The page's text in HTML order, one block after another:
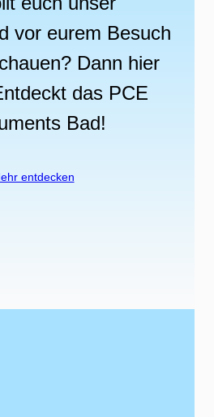
vor eurem Besuch
Dann hier
das PCE
Bad!
entdecken